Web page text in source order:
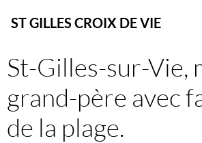
ST GILLES CROIX DE VIE
St-Gilles-sur-Vie,
grand-père avec
de la plage.